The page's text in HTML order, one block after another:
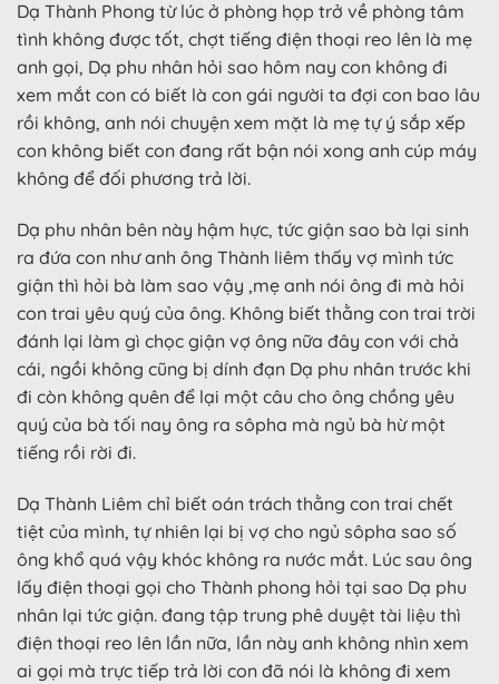
Dạ Thành Phong từ lúc ở phòng họp trở về phòng tâm
tình không được tốt, chợt tiếng điện thoại reo lên là mẹ
anh gọi, Dạ phu nhân hỏi sao hôm nay con không đi
xem mắt con có biết là con gái người ta đợi con bao lâu
rồi không, anh nói chuyện xem mặt là mẹ tự ý sắp xếp
con không biết con đang rất bận nói xong anh cúp máy
không để đối phương trả lời.
Dạ phu nhân bên này hậm hực, tức giận sao bà lại sinh
ra đứa con như anh ông Thành liêm thấy vợ mình tức
giận thì hỏi bà làm sao vậy ,mẹ anh nói ông đi mà hỏi
con trai yêu quý của ông. Không biết thằng con trai trời
đánh lại làm gì chọc giận vợ ông nữa đây con với chả
cái, ngồi không cũng bị dính đạn Dạ phu nhân trước khi
đi còn không quên để lại một câu cho ông chồng yêu
quý của bà tối nay ông ra sôpha mà ngủ bà hừ một
tiếng rồi rời đi.
Dạ Thành Liêm chỉ biết oán trách thằng con trai chết
tiệt của mình, tự nhiên lại bị vợ cho ngủ sôpha sao số
ông khổ quá vậy khóc không ra nước mắt. Lúc sau ông
lấy điện thoại gọi cho Thành phong hỏi tại sao Dạ phu
nhân lại tức giận. đang tập trung phê duyệt tài liệu thì
điện thoại reo lên lần nữa, lần này anh không nhìn xem
ai gọi mà trực tiếp trả lời con đã nói là không đi xem